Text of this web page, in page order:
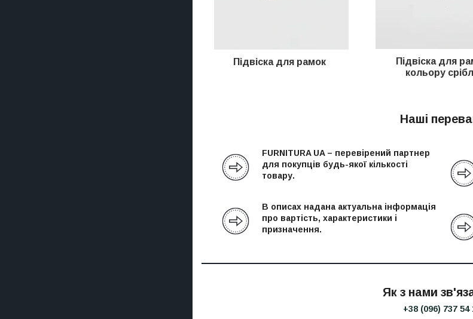
Підвіска для рамок
Підвіска для
кольору
Наші
FURNITURA UA – перевірений партнер
для покупців будь-якої кількості
товару.
В описах надана актуальна інформація
про вартість, характеристики і
призначення.
Як з нами
+38 (096) 737 54